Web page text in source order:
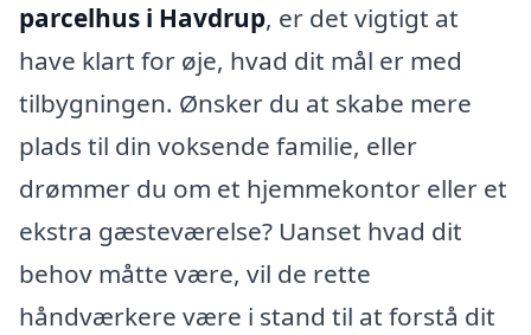
parcelhus i Havdrup, er det vigtigt at
have klart for øje, hvad dit mål er med
tilbygningen. Ønsker du at skabe mere
plads til din voksende familie, eller
drømmer du om et hjemmekontor eller et
ekstra gæsteværelse? Uanset hvad dit
behov måtte være, vil de rette
håndværkere være i stand til at forstå dit